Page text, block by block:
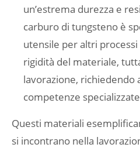
un’estrema durezza e
carburo di tungsteno è
utensile per altri
rigidità del materiale,
lavorazione, richiedendo
competenze
Questi materiali
si incontrano nella